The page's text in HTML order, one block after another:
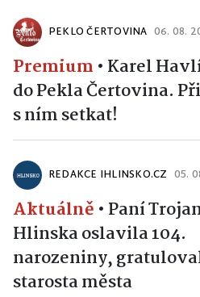
PEKLO ČERTOVINA 06. 08.
Premium • Karel
do Pekla Čertovina.
s ním setkat!
REDAKCE IHLINSKO.CZ 05.
Aktuálně • Paní
Hlinska oslavila 104.
narozeniny,
starosta města